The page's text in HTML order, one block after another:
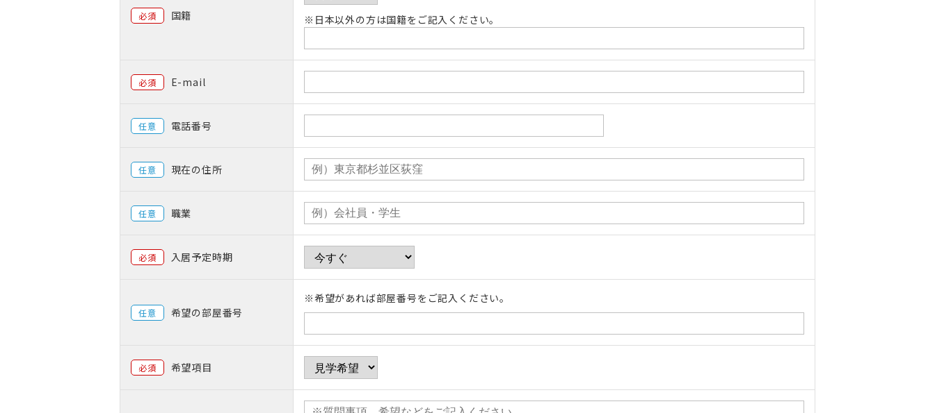
必須 国籍 ※日本以外の方は国籍をご記入ください。
必須 E-mail
任意 電話番号
任意 現在の住所
任意 職業
必須 入居予定時期
任意 希望の部屋番号
※希望があれば部屋番号をご記入ください。
必須 希望項目